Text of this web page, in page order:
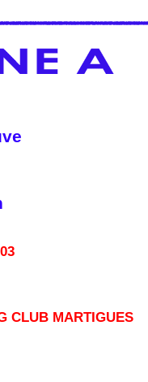
CLUB MARTIGUES